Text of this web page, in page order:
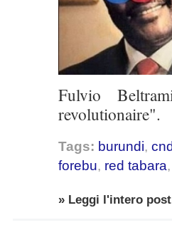
Fulvio
revolutionaire".
Tags: burundi,
forebu, red tabara,
» Leggi l'intero